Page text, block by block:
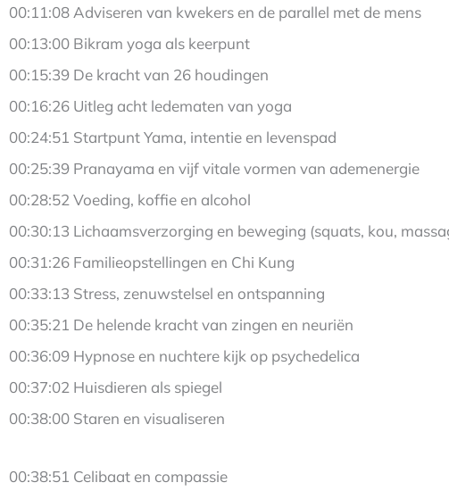
00:11:08 Adviseren van kwekers en de parallel met de mens
00:13:00 Bikram yoga als keerpunt
00:15:39 De kracht van 26 houdingen
00:16:26 Uitleg acht ledematen van yoga
00:24:51 Startpunt Yama, intentie en levenspad
00:25:39 Pranayama en vijf vitale vormen van ademenergie
00:28:52 Voeding, koffie en alcohol
00:30:13 Lichaamsverzorging en beweging (squats, kou,
00:31:26 Familieopstellingen en Chi Kung
00:33:13 Stress, zenuwstelsel en ontspanning
00:35:21 De helende kracht van zingen en neuriën
00:36:09 Hypnose en nuchtere kijk op psychedelica
00:37:02 Huisdieren als spiegel
00:38:00 Staren en visualiseren
00:38:51 Celibaat en compassie